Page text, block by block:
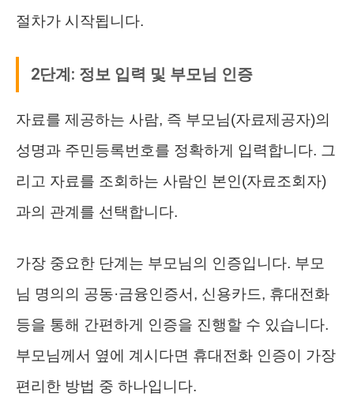
절차가 시작됩니다.
2단계: 정보 입력 및 부모님 인증
자료를 제공하는 사람, 즉 부모님(자료제공자)의
성명과 주민등록번호를 정확하게 입력합니다. 그
리고 자료를 조회하는 사람인 본인(자료조회자)
과의 관계를 선택합니다.
가장 중요한 단계는 부모님의 인증입니다. 부모
님 명의의 공동·금융인증서, 신용카드, 휴대전화
등을 통해 간편하게 인증을 진행할 수 있습니다.
부모님께서 옆에 계시다면 휴대전화 인증이 가장
편리한 방법 중 하나입니다.